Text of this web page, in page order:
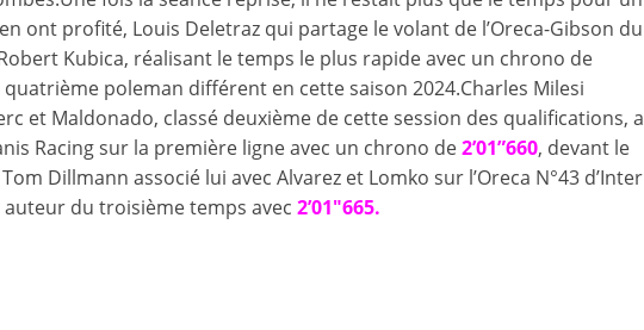
ont profité, Louis Deletraz qui partage le volant de l’Oreca-Gibson du
Kubica, réalisant le temps le plus rapide avec un chrono de
poleman différent en cette saison 2024.Charles Milesi
et Maldonado, classé deuxième de cette session des qualifications, a
Racing sur la première ligne avec un chrono de2’01”660, devant le
Dillmann associé lui avec Alvarez et Lomko sur l’Oreca N°43 d’Inter
du troisième temps avec 2’01″665.